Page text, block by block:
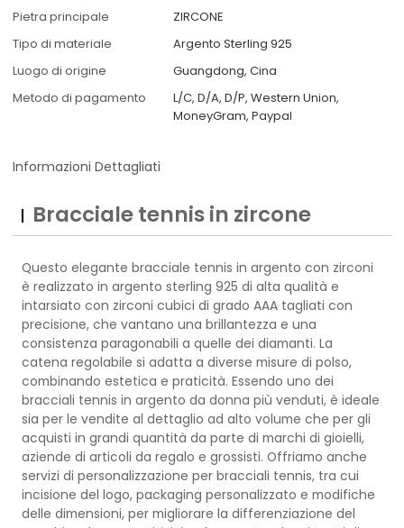
Pietra principale
ZIRCONE
Tipo di materiale
Argento Sterling 925
Luogo di origine
Guangdong, Cina
Metodo di pagamento
L/C, D/A, D/P, Western Union,
MoneyGram, Paypal
Informazioni Dettagliati
Bracciale tennis in zircone
Questo elegante bracciale tennis in argento con zirconi
è realizzato in argento sterling 925 di alta qualità e
intarsiato con zirconi cubici di grado AAA tagliati con
precisione, che vantano una brillantezza e una
consistenza paragonabili a quelle dei diamanti. La
catena regolabile si adatta a diverse misure di polso,
combinando estetica e praticità. Essendo uno dei
bracciali tennis in argento da donna più venduti, è ideale
sia per le vendite al dettaglio ad alto volume che per gli
acquisti in grandi quantità da parte di marchi di gioielli,
aziende di articoli da regalo e grossisti. Offriamo anche
servizi di personalizzazione per bracciali tennis, tra cui
incisione del logo, packaging personalizzato e modifiche
delle dimensioni, per migliorare la differenziazione del